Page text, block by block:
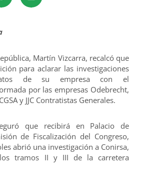
Martín Vizcarra, recalcó que
para aclarar las investigaciones
de su empresa con el
por las empresas Odebrecht,
y JJC Contratistas Generales.
que recibirá en Palacio de
de Fiscalización del Congreso,
abrió una investigación a Conirsa,
tramos II y III de la carretera